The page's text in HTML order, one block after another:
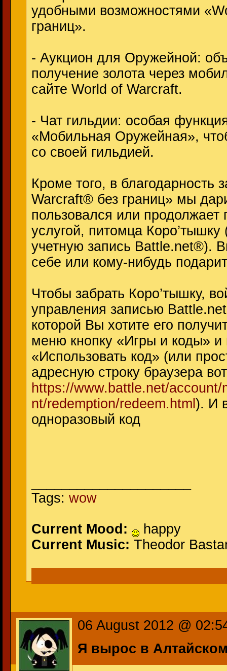
удобными возможностями
границ».
- Аукцион для Оружейной:
получение золота через
сайте World of Warcraft.
- Чат гильдии: особая
«Мобильная Оружейная»,
со своей гильдией.
Кроме того, в благодарность
Warcraft® без границ» мы
пользовался или продолжает
услугой, питомца
учетную запись Battle.net®).
себе или кому-нибудь
Чтобы забрать Коро’тышку,
управления записью
которой Вы хотите его
меню кнопку «Игры и коды»
«Использовать код» (или
адресную строку браузера
https://www.battle.net/account/
nt/redemption/redeem.html ). И
одноразовый код
Tags: wow
Current Mood:
happy
Current Music: Theodor
06 August 2012 @
Я вырос в